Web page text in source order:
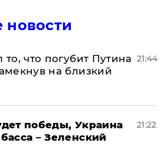
новости
то, что погубит Путина
на близкий
21:44
победы, Украина
– Зеленский
21:22